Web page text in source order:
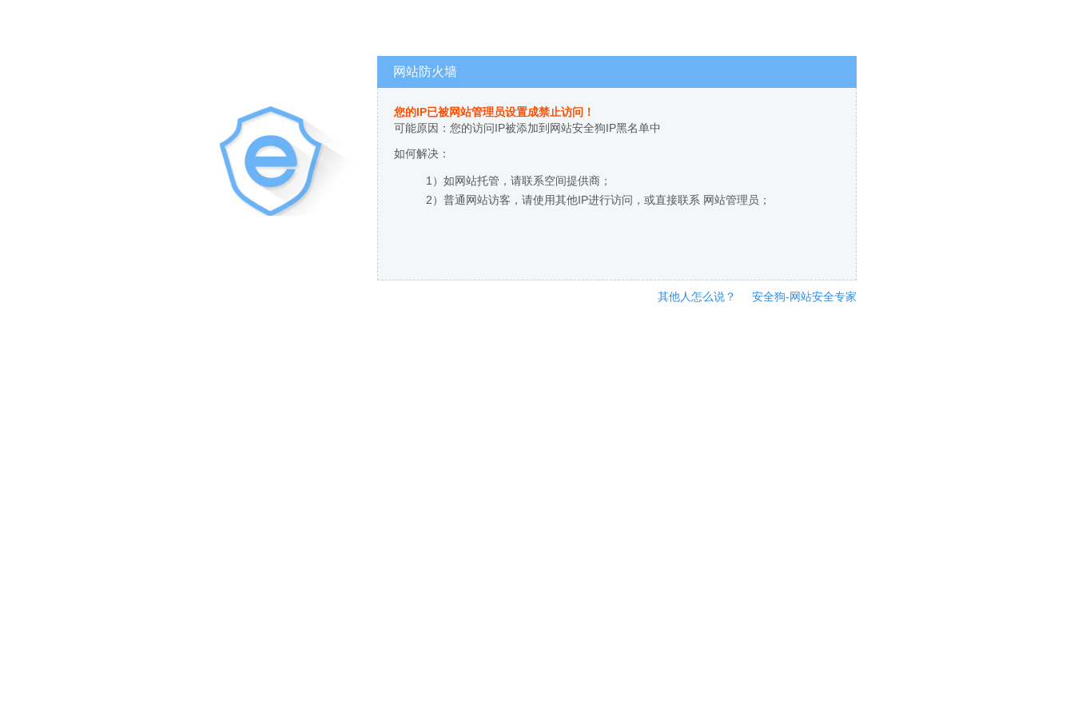
网站防火墙
您的IP已被网站管理员设置成禁止访问！
可能原因：您的访问IP被添加到网站安全狗IP黑名单中
如何解决：
1）如网站托管，请联系空间提供商；
2）普通网站访客，请使用其他IP进行访问，或直接联系 网站管理员；
其他人怎么说？ 安全狗-网站安全专家